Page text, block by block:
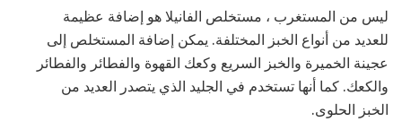
ليس من المستغرب ، مستخلص الفانيلا هو إضافة عظيمة
للعديد من أنواع الخبز المختلفة. يمكن إضافة المستخلص إلى
عجينة الخميرة والخبز السريع وكعك القهوة والفطائر والفطائر
والكعك. كما أنها تستخدم في الجليد الذي يتصدر العديد من
الخبز الحلوى.